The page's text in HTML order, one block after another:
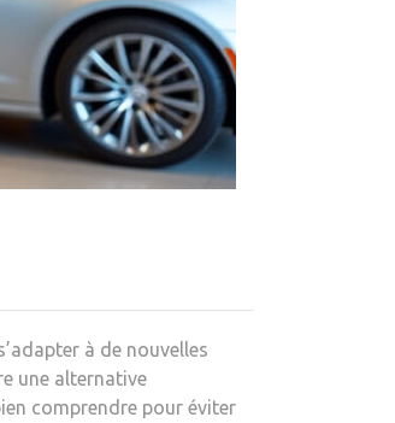
à de nouvelles
une alternative
comprendre pour éviter